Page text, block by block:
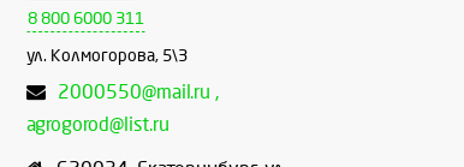
8 800 6000 311
ул. Колмогорова, 5\3
2000550@mail.ru ,
agrogorod@list.ru